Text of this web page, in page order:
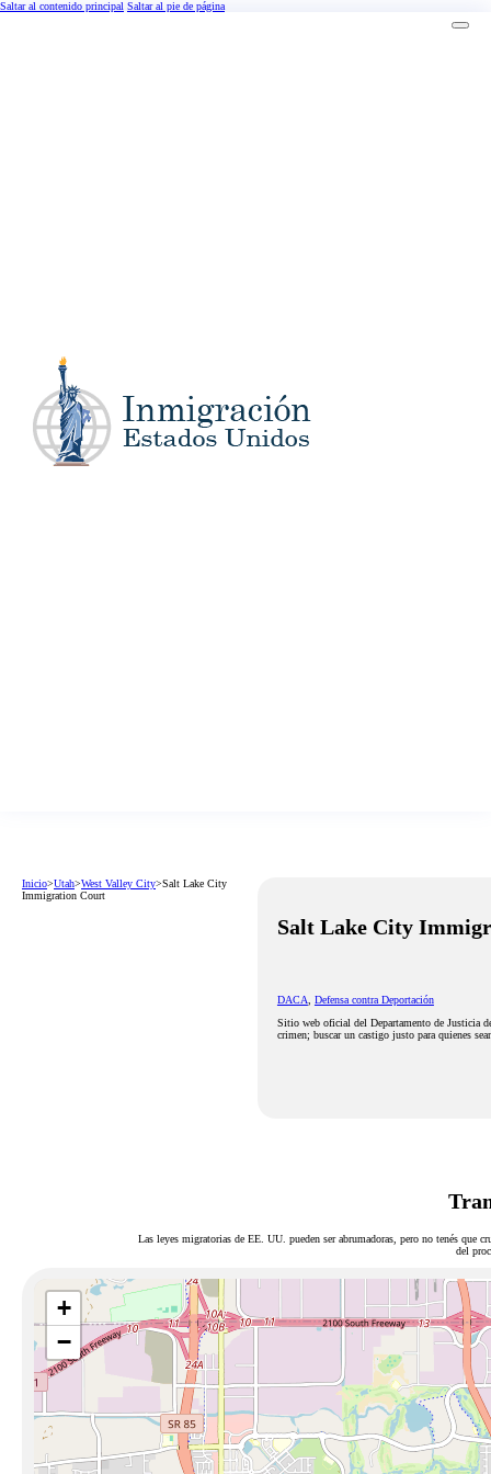
Saltar al contenido principal Saltar al pie de página
Inicio>Utah>West Valley City>Salt Lake City
Immigration Court
Salt Lake City
DACA, Defensa contra Deportación
Sitio web oficial del Departamento de Justicia
crimen; buscar un castigo justo para quienes
Las leyes migratorias de EE. UU. pueden ser abrumadoras, pero no tenés que
del
+
−